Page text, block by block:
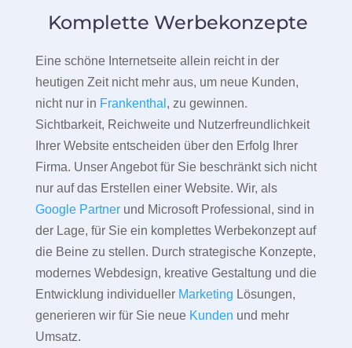
Komplette Werbekonzepte
Eine schöne Internetseite allein reicht in der
heutigen Zeit nicht mehr aus, um neue Kunden,
nicht nur in Frankenthal , zu gewinnen.
Sichtbarkeit, Reichweite und Nutzerfreundlichkeit
Ihrer Website entscheiden über den Erfolg Ihrer
Firma. Unser Angebot für Sie beschränkt sich nicht
nur auf das Erstellen einer Website. Wir, als
Google Partnerund Microsoft Professional, sind in
der Lage, für Sie ein komplettes Werbekonzept auf
die Beine zu stellen. Durch strategische Konzepte,
modernes Webdesign, kreative Gestaltung und die
Entwicklung individueller Marketing Lösungen,
generieren wir für Sie neue Kunden und mehr
Umsatz.